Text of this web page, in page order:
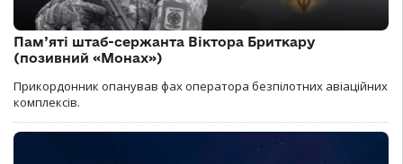
Пам’яті штаб-сержанта Віктора Бриткару
(позивний «Монах»)
Прикордонник опанував фах оператора безпілотних авіаційних
комплексів.